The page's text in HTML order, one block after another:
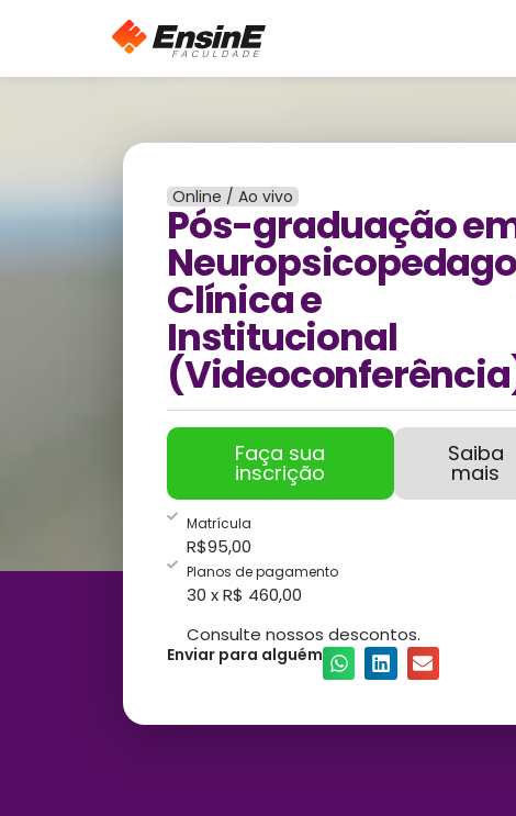
Online / Ao vivo
Pós-graduação
Clínica e
Institucional
Faça sua
inscrição
Saiba
mais
Matrícula
R$95,00
Planos de pagamento
30 x R$ 460,00
Consulte nossos descontos.
Enviar para alguém